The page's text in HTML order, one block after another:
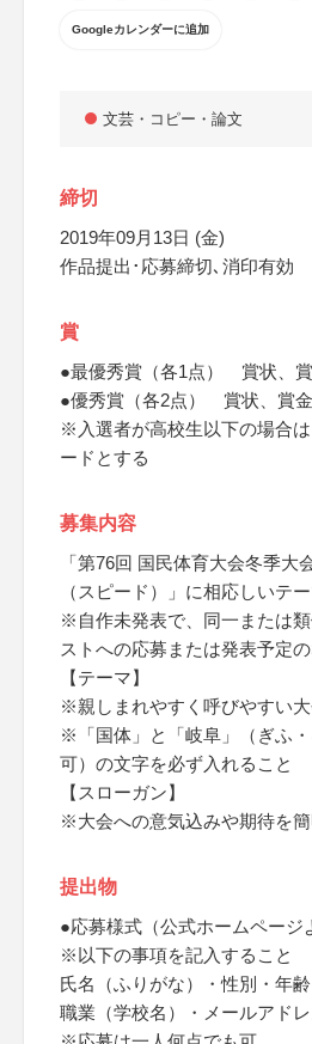
Googleカレンダーに追加
文芸・コピー・論文
締切
2019年09月13日 (金)
作品提出･応募締切､消印有効
賞
●最優秀賞（各1点） 賞状、
●優秀賞（各2点） 賞状、賞
※入選者が高校生以下の場合
ードとする
募集内容
「第76回 国民体育大会冬季大
（スピード）」に相応しいテ
※自作未発表で、同一または
ストへの応募または発表予定
【テーマ】
※親しまれやすく呼びやすい
※「国体」と「岐阜」（ぎふ
可）の文字を必ず入れること
【スローガン】
※大会への意気込みや期待を
提出物
●応募様式（公式ホームページ
※以下の事項を記入すること
氏名（ふりがな）・性別・年
職業（学校名）・メールアドレ